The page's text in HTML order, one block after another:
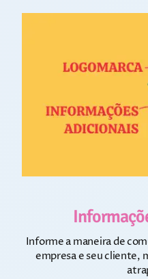
Informe a maneira de
empresa e seu cliente,